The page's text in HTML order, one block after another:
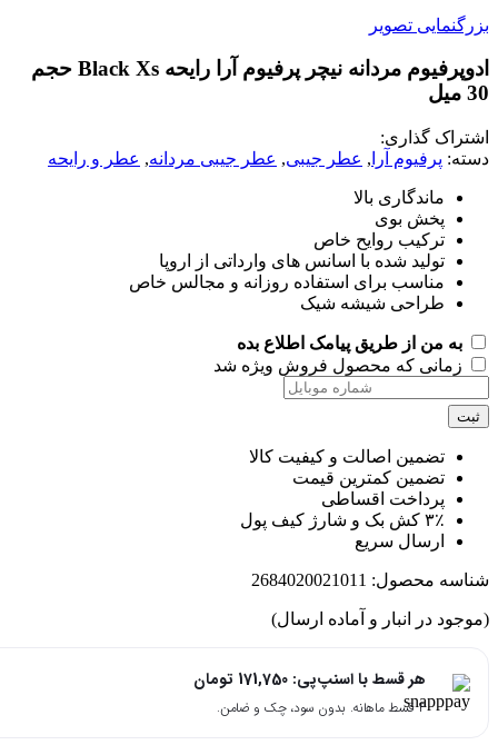
تصویر
ادوپرفیوم مردانه نیچر پرفیوم آرا رایحه Black Xs حجم
گذاری:
پرفیوم آرا, عطر جیبی, عطر جیبی مردانه , عطر و رایحه
ماندگاری بالا
پخش بوی
ترکیب روایح خاص
تولید شده با اسانس‌ های وارداتی از اروپا
مناسب برای استفاده روزانه و مجالس خاص
طراحی شیشه شیک
به من از طریق پیامک اطلاع بده
زمانی که محصول فروش ویژه شد
تضمین اصالت و کیفیت کالا
تضمین کمترین قیمت
پرداخت اقساطی
۳٪ کش بک و شارژ کیف پول
ارسال سریع
محصول:2684020021011
در انبار و آماده ارسال)
هر قسط با اسنپ‌پی:171,750 تومان
۴ قسط ماهانه. بدون سود، چک و ضامن.